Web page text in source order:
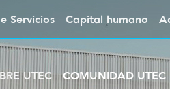
Servicios Capital humano
UTEC COMUNIDAD UTEC